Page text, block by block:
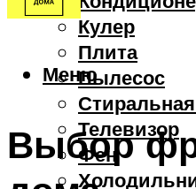
Кулер
Плита
Пылесос
Телевизор
Фен
Меню
Выбор